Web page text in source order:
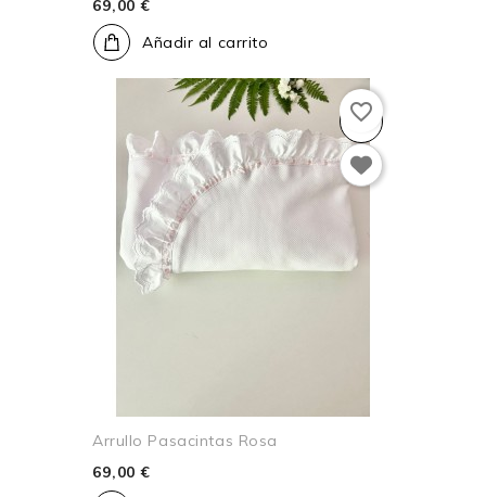
69,00 €
Añadir al carrito
Arrullo Pasacintas Rosa
69,00 €
favorite_border